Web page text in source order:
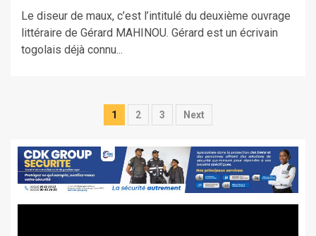
Le diseur de maux, c’est l’intitulé du deuxième ouvrage
littéraire de Gérard MAHINOU. Gérard est un écrivain
togolais déjà connu...
Pagination
publications
1 2 3 Next